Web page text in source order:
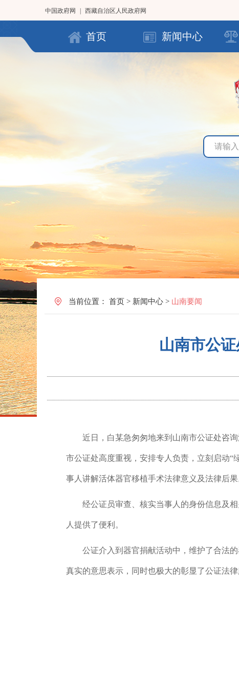
中国政府网 西藏自治区人民政府网
首页 新闻中心
当前位置： 首页 > 新闻中心 > 山南要闻
山南市公
近日，白某急匆匆地来到山南市公证处咨询
市公证处高度重视，安排专人负责， 立刻启动“
事人讲解活体器官移植手术法律意义及法律后果
经公证员审查、核实当事人的身份信息及相
人提供了便利。
公证介入到器官捐献活动中，维护了合法的
真实的意思表示，同时也极大的彰显了公证法律